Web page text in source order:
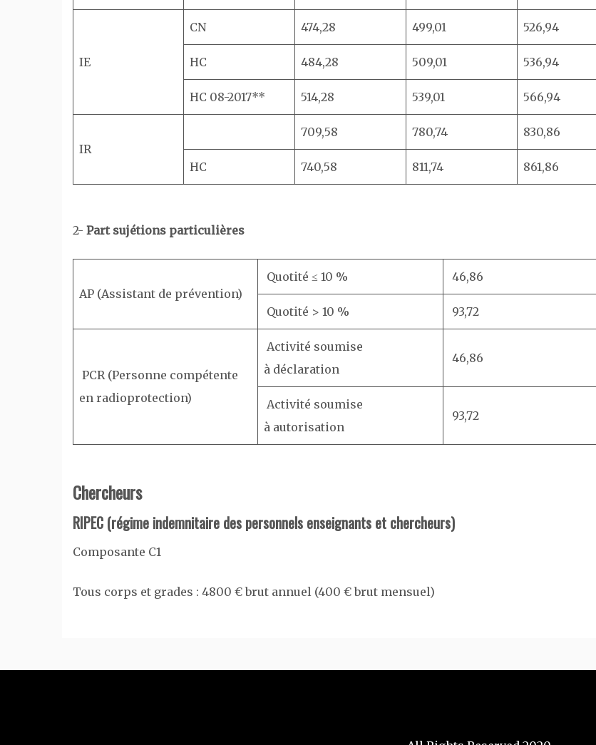
IE
CN 474,28 499,01 526,94
HC 484,28 509,01 536,94
HC 08-2017** 514,28 539,01 566,94
IR
709,58 780,74 830,86
HC 740,58 811,74 861,86
2- Part sujétions particulières
AP (Assistant de prévention)
Quotité ≤ 10 % 46,86
Quotité > 10 % 93,72
PCR (Personne compétente
en radioprotection)
Activité soumise
à déclaration
46,86
Activité soumise
à autorisation
93,72
Chercheurs
RIPEC (régime indemnitaire des personnels enseignants et chercheurs)
Composante C1
Tous corps et grades : 4800 € brut annuel (400 € brut mensuel)